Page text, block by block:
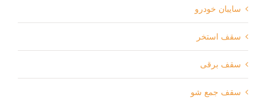
سایبان خودرو
سقف استخر
سقف برقی
سقف جمع شو